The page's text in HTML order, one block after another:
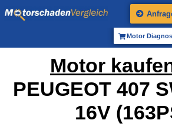
Motor
Motor
PEUGEOT 407
16V